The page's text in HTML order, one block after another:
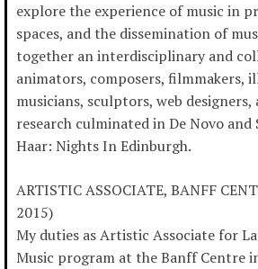
explore the experience of music in
spaces, and the dissemination of
together an interdisciplinary and
animators, composers, filmmakers,
musicians, sculptors, web
research culminated in De Novo and
Haar: Nights In Edinburgh.
ARTISTIC ASSOCIATE, BANFF
2015)
My duties as Artistic Associate for
Music program at the Banff Centre